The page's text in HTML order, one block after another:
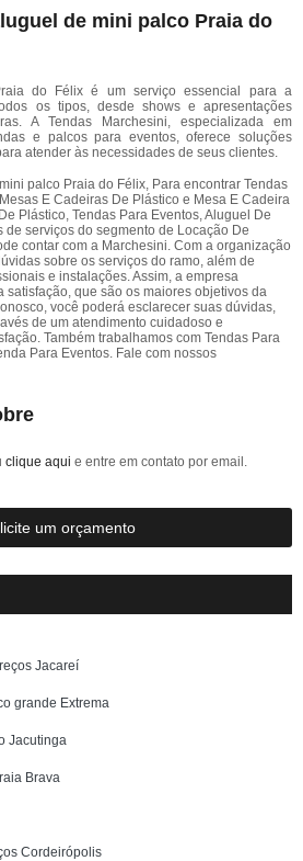
de mini palco Praia do
do Félix é um serviço essencial para a
os tipos, desde shows e apresentações
A Tendas Marchesini, especializada em
e palcos para eventos, oferece soluções
atender às necessidades de seus clientes.
palco Praia do Félix, Para encontrar Tendas
E Cadeiras De Plástico e Mesa E Cadeira
Plástico, Tendas Para Eventos, Aluguel De
serviços do segmento de Locação De
contar com a Marchesini. Com a organização
sobre os serviços do ramo, além de
e instalações. Assim, a empresa
satisfação, que são os maiores objetivos da
você poderá esclarecer suas dúvidas,
de um atendimento cuidadoso e
Também trabalhamos com Tendas Para
Para Eventos. Fale com nossos
clique aqui e entre em contato por email.
um orçamento
Jacareí
grande Extrema
Jacutinga
Brava
Cordeirópolis